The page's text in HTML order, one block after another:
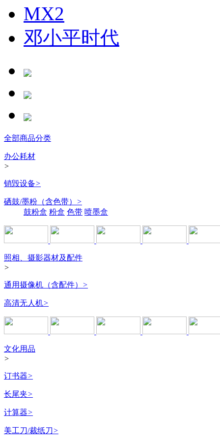
MX2
邓小平时代
全部商品分类
办公耗材
>
销毁设备>
硒鼓/墨粉（含色带） >
鼓粉盒 粉盒 色带 喷墨盒
照相、摄影器材及配件
>
通用摄像机（含配件） >
高清无人机>
文化用品
>
订书器>
长尾夹>
计算器>
美工刀/裁纸刀>